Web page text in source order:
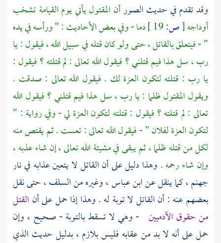
وقد تقدم في حديث الصورأن المقتول يأتي يوم القيامة تشخب
أوداجه[ص:
دما - وفي بعض الأحاديث : " ورأسه في يده
" - فيتعلق بالقاتل ، حتى ولو كان قتله في سبيل الله ، فيقول : يا
رب ، سل هذا فيم قتلني ؟ فيقول الله تعالى : لم قتلته ؟ فيقول :
يا رب : قتلته لتكون العزة لك . فيقول الله تعالى : صدقت .
ويقول المقتول ظلما : يا رب ، سل هذا فيم قتلني ؟ فيقول الله
تعالى : لم قتلته ؟ فيقول : قتلته لتكون العزة لي - وفي رواية : "
لتكون العزة لفلان " - فيقول الله تعالى : تعست . ثم يقتص منه
لكل من قتله ظلما ، ثم يبقى في مشيئة الله تعالى ، إن شاء عذبه ،
وإن شاء رحمه . وهذا دليل على أن القاتل لا يتعين عذابه في نار
جهنم ، كما ينقل عنابن عباس ،وغيره من السلف ، حتى نقل
بعضهم عنه : أن القاتل لا توبة له . وهذا إذا حمل على أن القتل
من حقوق الآدميين - وهي لا تسقط بالتوبة - صحيح ، وإن
حمل على أنه لا بد من عقابه فليس بلازم ، بدليل حديث الذي